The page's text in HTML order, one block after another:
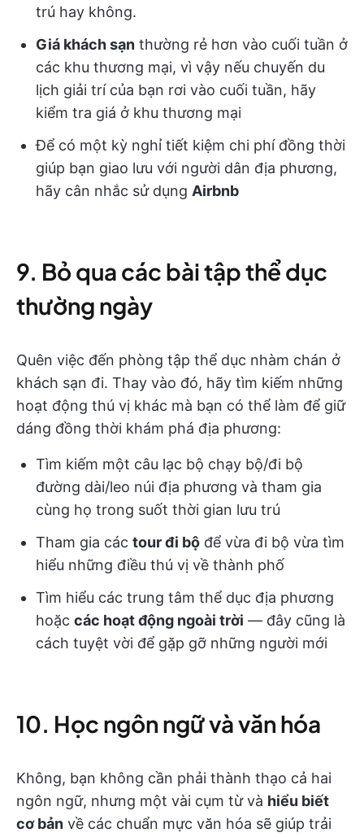
trú hay không.
Giá khách sạn thường rẻ hơn vào cuối tuần ở
các khu thương mại, vì vậy nếu chuyến du
lịch giải trí của bạn rơi vào cuối tuần, hãy
kiểm tra giá ở khu thương mại
Để có một kỳ nghỉ tiết kiệm chi phí đồng thời
giúp bạn giao lưu với người dân địa phương,
hãy cân nhắc sử dụng Airbnb
9. Bỏ qua các bài tập thể dục
thường ngày
Quên việc đến phòng tập thể dục nhàm chán ở
khách sạn đi. Thay vào đó, hãy tìm kiếm những
hoạt động thú vị khác mà bạn có thể làm để giữ
dáng đồng thời khám phá địa phương:
Tìm kiếm một câu lạc bộ chạy bộ/đi bộ
đường dài/leo núi địa phương và tham gia
cùng họ trong suốt thời gian lưu trú
Tham gia các tour đi bộ để vừa đi bộ vừa tìm
hiểu những điều thú vị về thành phố
Tìm hiểu các trung tâm thể dục địa phương
hoặc các hoạt động ngoài trời — đây cũng là
cách tuyệt vời để gặp gỡ những người mới
10. Học ngôn ngữ và văn hóa
Không, bạn không cần phải thành thạo cả hai
ngôn ngữ, nhưng một vài cụm từ và hiểu biết
cơ bản về các chuẩn mực văn hóa sẽ giúp trải